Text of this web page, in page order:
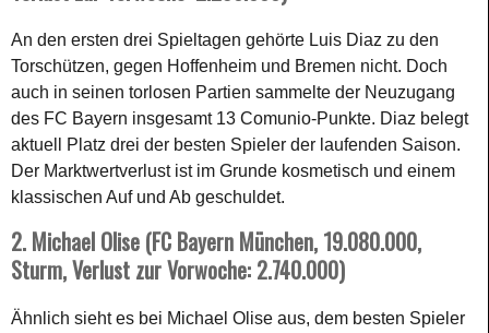
An den ersten drei Spieltagen gehörte Luis Diaz zu den
Torschützen, gegen Hoffenheim und Bremen nicht. Doch
auch in seinen torlosen Partien sammelte der Neuzugang
des FC Bayern insgesamt 13 Comunio-Punkte. Diaz belegt
aktuell Platz drei der besten Spieler der laufenden Saison.
Der Marktwertverlust ist im Grunde kosmetisch und einem
klassischen Auf und Ab geschuldet.
2. Michael Olise (FC Bayern München, 19.080.000,
Sturm, Verlust zur Vorwoche: 2.740.000)
Ähnlich sieht es bei Michael Olise aus, dem besten Spieler